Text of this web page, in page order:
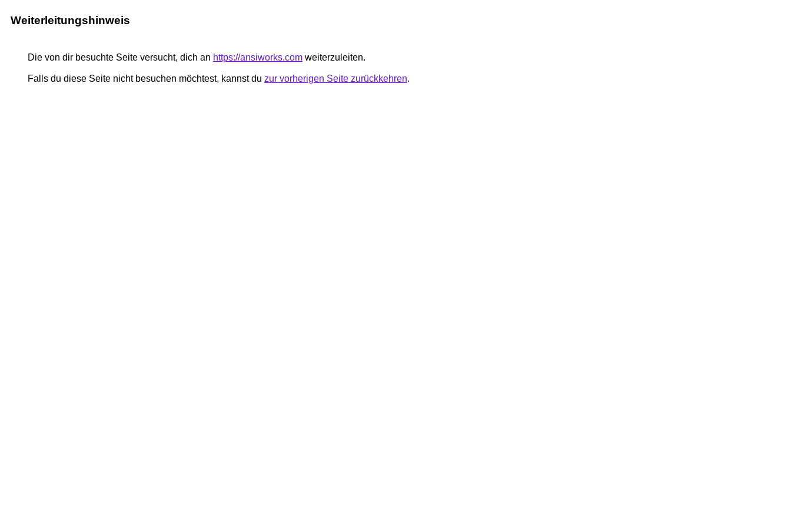
Weiterleitungshinweis
Die von dir besuchte Seite versucht, dich an https://ansiworks.com weiterzuleiten.
Falls du diese Seite nicht besuchen möchtest, kannst du zur vorherigen Seite zurückkehren.